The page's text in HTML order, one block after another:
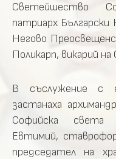
Светейшество
патриарх
Негово
Поликарп, викарий
В съслужение с
застанаха
Софийска света
Евтимий,
председател на